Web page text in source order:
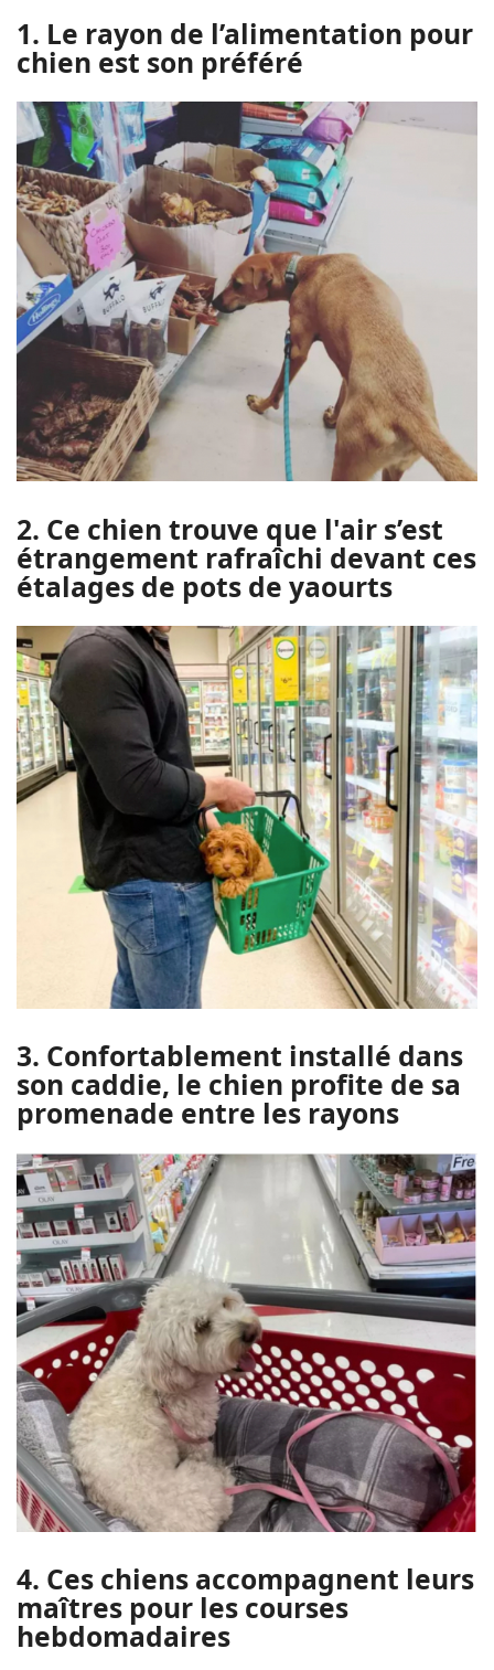
1. Le rayon de l’alimentation pour
chien est son préféré
2. Ce chien trouve que l'air s’est
étrangement rafraîchi devant ces
étalages de pots de yaourts
3. Confortablement installé dans
son caddie, le chien profite de sa
promenade entre les rayons
4. Ces chiens accompagnent leurs
maîtres pour les courses
hebdomadaires